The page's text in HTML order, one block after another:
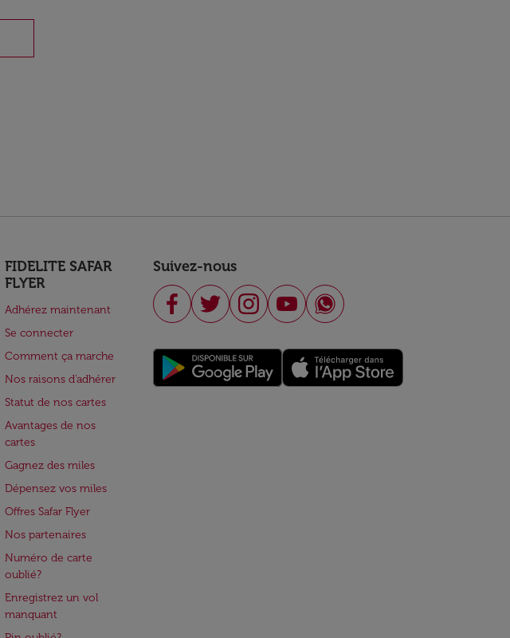
FIDELITE SAFAR
FLYER
Adhérez maintenant
Se connecter
Comment ça marche
Nos raisons d'adhérer
Statut de nos cartes
Avantages de nos
cartes
Gagnez des miles
Dépensez vos miles
Offres Safar Flyer
Nos partenaires
Numéro de carte
oublié?
Enregistrez un vol
manquant
Suivez-nous